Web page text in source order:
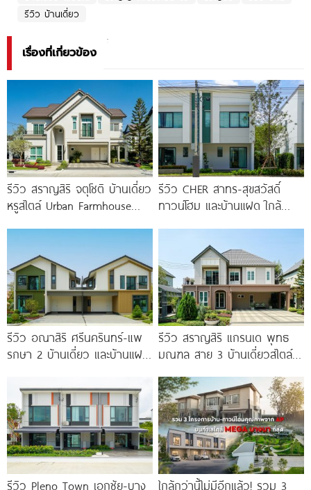
รีวิว บ้านเดี่ยว
เรื่องที่เกี่ยวข้อง
รีวิว สราญสิริ จตุโชติ บ้านเดี่ยว
หรูสไตล์ Urban Farmhouse​
ทางด่วนจตุโชติ เริ่ม 8.59
รีวิว CHER สาทร-สุขสวัสดิ์
ทาวน์โฮม และบ้านแฝด ใกล้
3.59
รีวิว อณาสิริ ศรีนครินทร์-แพ
รกษา 2 บ้านเดี่ยว และบ้านแฝด
รีวิว สราญสิริ แกรนเด พุทธ
มณฑล สาย 3 บ้านเดี่ยวสไตล์
รีวิว Pleno Town เอกชัย-บาง ใกล้กว่านี้ไม่มีอีกแล้ว! รวม 3